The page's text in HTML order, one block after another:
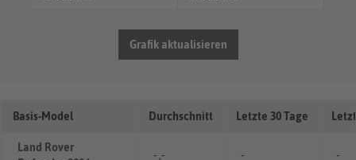
Grafik aktualisieren
Basis-Model Durchschnitt Letzte 30 Tage
Land Rover
- ,- - -